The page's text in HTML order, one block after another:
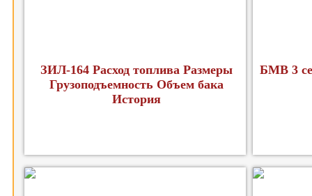
ЗИЛ-164 Расход топлива Размеры
Грузоподъемность Объем бака
История
БМВ 3